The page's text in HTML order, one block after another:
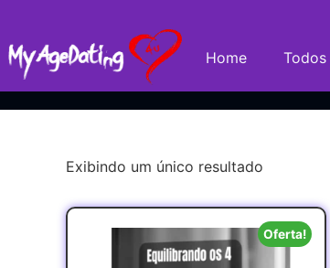
Home Todos
Exibindo um único resultado
Oferta!